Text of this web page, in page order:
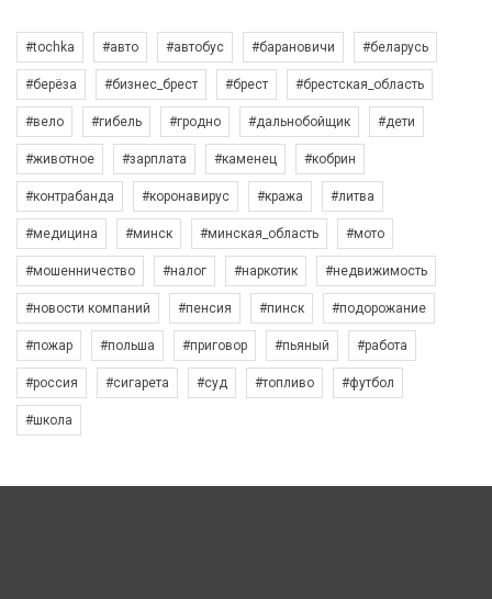
#tochka #авто #автобус #барановичи #беларусь
#берёза #бизнес_брест #брест #брестская_область
#вело #гибель #гродно #дальнобойщик #дети
#животное #зарплата #каменец #кобрин
#контрабанда #коронавирус #кража #литва
#медицина #минск #минская_область #мото
#мошенничество #налог #наркотик #недвижимость
#новости компаний #пенсия #пинск #подорожание
#пожар #польша #приговор #пьяный #работа
#россия #сигарета #суд #топливо #футбол
#школа